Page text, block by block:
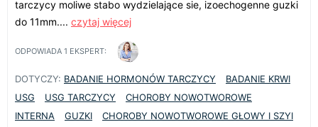
tarczycy moliwe stabo wydzielające sie, izoechogenne guzki
do 11mm.... czytaj więcej
ODPOWIADA 1 EKSPERT:
DOTYCZY: BADANIE HORMONÓW TARCZYCY
BADANIE KRWI
USG
USG TARCZYCY
CHOROBY NOWOTWOROWE
INTERNA
GUZKI
CHOROBY NOWOTWOROWE GŁOWY I SZYI